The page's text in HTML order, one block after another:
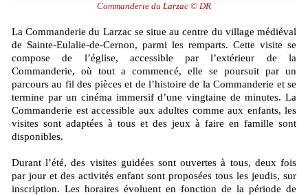
Commanderie du Larzac © DR
La Commanderie du Larzac se situe au centre du village médiéval
de Sainte-Eulalie-de-Cernon, parmi les remparts. Cette visite se
compose de l’église, accessible par l’extérieur de la
Commanderie, où tout a commencé, elle se poursuit par un
parcours au fil des pièces et de l’histoire de la Commanderie et se
termine par un cinéma immersif d’une vingtaine de minutes. La
Commanderie est accessible aux adultes comme aux enfants, les
visites sont adaptées à tous et des jeux à faire en famille sont
disponibles.
Durant l’été, des visites guidées sont ouvertes à tous, deux fois
par jour et des activités enfant sont proposées tous les jeudis, sur
inscription. Les horaires évoluent en fonction de la période de